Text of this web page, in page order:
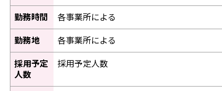
勤務時間 各事業所による
勤務地 各事業所による
採用予定
人数
採用予定人数